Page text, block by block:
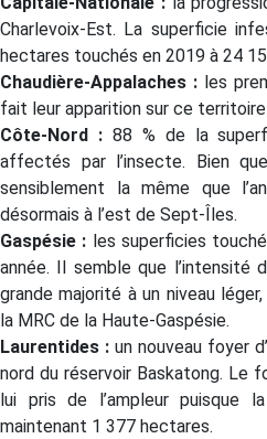
Charlevoix-Est. La superficie
hectares touchés en 2019 à 24
Chaudière-Appalaches :les
fait leur apparition sur ce
Côte-Nord :88 % de la
affectés par l’insecte. Bien
sensiblement la même que
désormais à l’est de Sept-Îles.
Gaspésie : les superficies
année. Il semble que l’intensité
grande majorité à un niveau
la MRC de la Haute-Gaspésie.
Laurentides : un nouveau foyer
nord du réservoir Baskatong. Le
lui pris de l’ampleur puisque
maintenant 1 377 hectares.